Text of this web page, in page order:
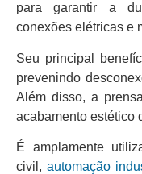
para garantir a
conexões elétricas e
Seu principal
prevenindo
Além disso, a
acabamento estético
É amplamente
civil, automação